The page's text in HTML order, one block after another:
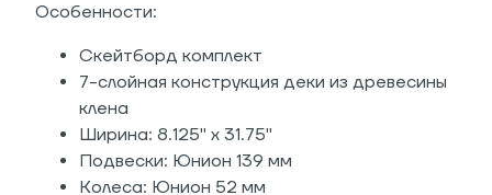
Особенности:
Скейтборд комплект
7-слойная конструкция деки из древесины
клена
Ширина: 8.125" x 31.75"
Подвески: Юнион 139 мм
Колеса: Юнион 52 мм